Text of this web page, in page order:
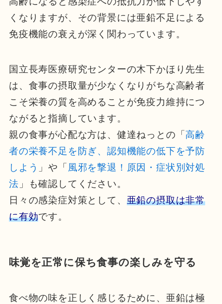
くなりますが、その背景には亜鉛不足による
免疫機能の衰えが深く関わっています。
国立長寿医療研究センターの木下かほり先生
は、食事の摂取量が少なくなりがちな高齢者
こそ栄養の質を高めることが免疫力維持につ
ながると指摘しています。
親の食事が心配な方は、健達ねっとの「高齢
者の栄養不足を防ぎ、認知機能の低下を予防
しよう 」や「 風邪を撃退！原因・症状別対処
法 」も確認してください。
日々の感染症対策として、 亜鉛の摂取は非常
に有効です。
味覚を正常に保ち食事の楽しみを守る
食べ物の味を正しく感じるために、亜鉛は極